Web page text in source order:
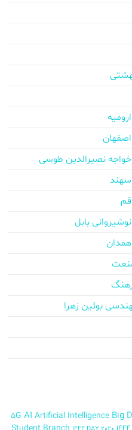
نصیرالدین طوسی
بابل
بوئین زهرا
5G AI Artificial Intelligence Big